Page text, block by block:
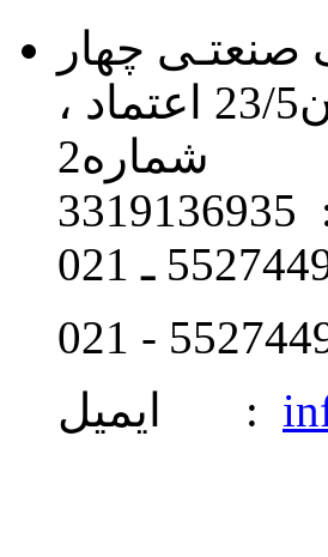
صنعتـی چهار
دانگه ، خیابان 24 ، بلـوار صنایع ،خیابان23/5 اعتماد ،
شماره2
ایمیل :